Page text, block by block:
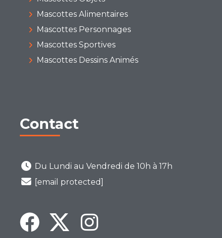
Mascottes Alimentaires
Mascottes Personnages
Mascottes Sportives
Mascottes Dessins Animés
Contact
Du Lundi au Vendredi de 10h à 17h
[email protected]